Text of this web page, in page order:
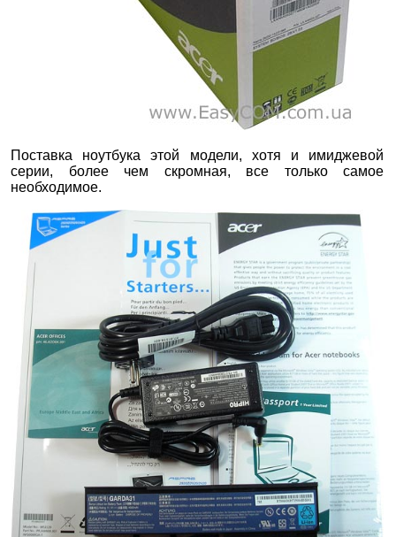
Поставка ноутбука этой модели, хотя и имиджевой
серии, более чем скромная, все только самое
необходимое.